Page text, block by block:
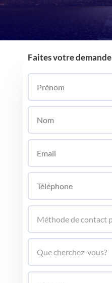
Faites votre demande